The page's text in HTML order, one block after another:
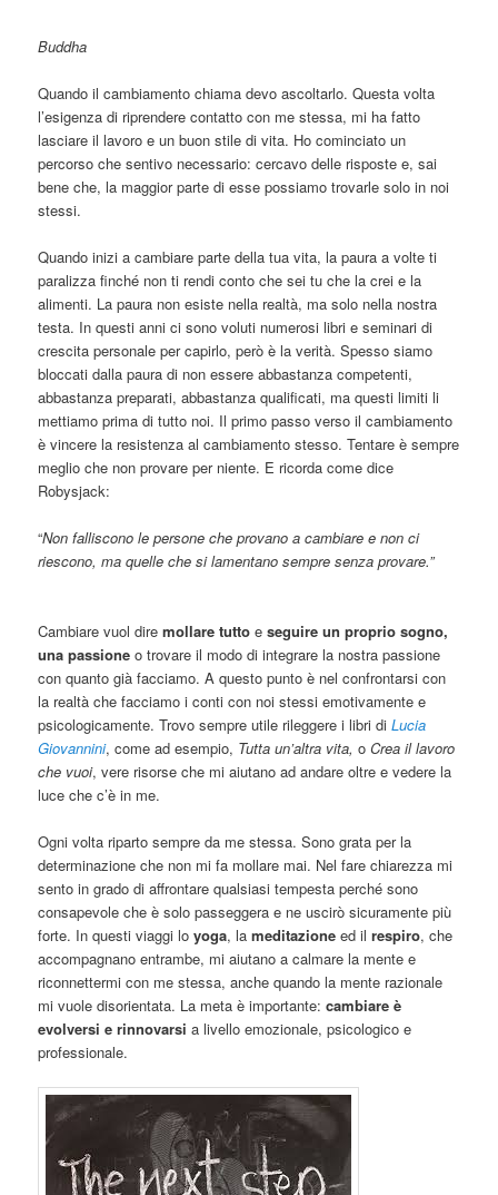
Buddha
Quando il cambiamento chiama devo ascoltarlo. Questa volta
l’esigenza di riprendere contatto con me stessa, mi ha fatto
lasciare il lavoro e un buon stile di vita. Ho cominciato un
percorso che sentivo necessario: cercavo delle risposte e, sai
bene che, la maggior parte di esse possiamo trovarle solo in noi
stessi.
Quando inizi a cambiare parte della tua vita, la paura a volte ti
paralizza finché non ti rendi conto che sei tu che la crei e la
alimenti. La paura non esiste nella realtà, ma solo nella nostra
testa. In questi anni ci sono voluti numerosi libri e seminari di
crescita personale per capirlo, però è la verità. Spesso siamo
bloccati dalla paura di non essere abbastanza competenti,
abbastanza preparati, abbastanza qualificati, ma questi limiti li
mettiamo prima di tutto noi. Il primo passo verso il cambiamento
è vincere la resistenza al cambiamento stesso. Tentare è sempre
meglio che non provare per niente. E ricorda come dice
Robysjack:
“Non falliscono le persone che provano a cambiare e non ci
riescono, ma quelle che si lamentano sempre senza provare.”
Cambiare vuol diremollare tutto eseguire un proprio sogno,
una passione o trovare il modo di integrare la nostra passione
con quanto già facciamo. A questo punto è nel confrontarsi con
la realtà che facciamo i conti con noi stessi emotivamente e
psicologicamente. Trovo sempre utile rileggere i libri diLucia
Giovannini, come ad esempio, Tutta un’altra vita, oCrea il lavoro
che vuoi, vere risorse che mi aiutano ad andare oltre e vedere la
luce che c’è in me.
Ogni volta riparto sempre da me stessa. Sono grata per la
determinazione che non mi fa mollare mai. Nel fare chiarezza mi
sento in grado di affrontare qualsiasi tempesta perché sono
consapevole che è solo passeggera e ne uscirò sicuramente più
forte. In questi viaggi loyoga, lameditazione ed ilrespiro, che
accompagnano entrambe, mi aiutano a calmare la mente e
riconnettermi con me stessa, anche quando la mente razionale
mi vuole disorientata. La meta è importante:cambiare è
evolversi e rinnovarsia livello emozionale, psicologico e
professionale.